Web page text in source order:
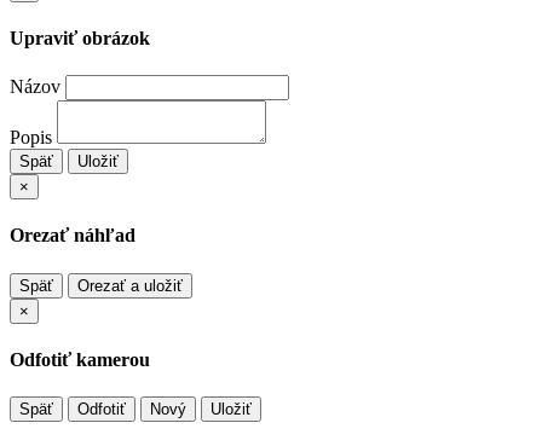
Upraviť obrázok
Názov
Popis
Späť
Uložiť
×
Orezať náhľad
Späť
Orezať a uložiť
×
Odfotiť kamerou
Späť Odfotiť Nový Uložiť